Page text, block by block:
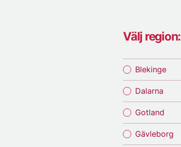
Välj region:
Blekinge
Dalarna
Gotland
Gävleborg